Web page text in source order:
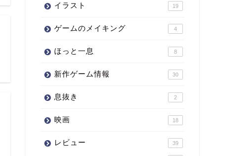
イラスト 19
ゲームのメイキング 4
ほっと一息 8
新作ゲーム情報 30
息抜き 2
映画 18
レビュー 39